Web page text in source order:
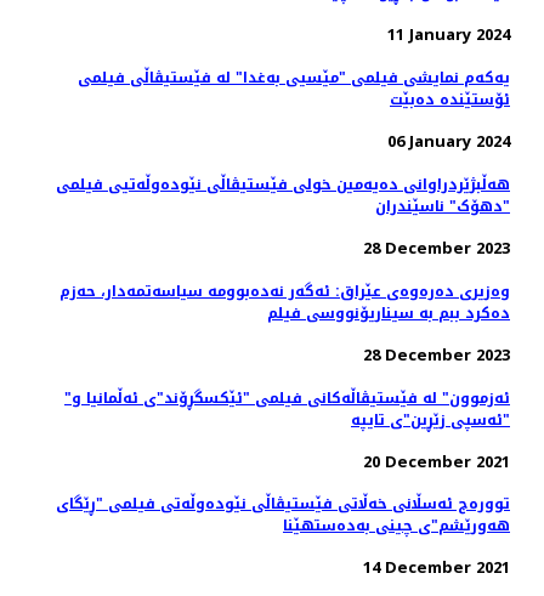
11 January 2024
یەکەم نمایشی فیلمی "مێسیی بەغدا" لە فێستیڤاڵی فیلمی
ئۆستێندە دەبێت
06 January 2024
هه‌ڵبژێردراوانی دەیەمین خولی فێستیڤاڵی نێودەوڵەتیی فیلمی
"دهۆک" ناسێندران
28 December 2023
وەزیری دەرەوەی عێراق: ئه‌گه‌ر نه‌ده‌بوومه‌ سیاسەتمەدار، حەزم
دەکرد ببم بە سیناریۆنووسی فیلم
28 December 2023
"ئەزموون" لە فێستیڤاڵەکانی فیلمی "ئێکسگڕۆند"ی ئەڵمانیا و
"ئەسپی زێڕین"ی تایپە
20 December 2021
توورەج ئەسڵانی خەڵاتی فێستیڤاڵی نێودەوڵەتی فیلمی "ڕێگای
هەورێشم"ی چینی بەدەستهێنا
14 December 2021